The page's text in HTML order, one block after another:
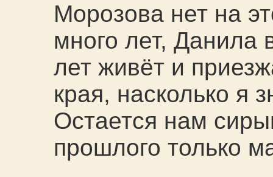
Морозова нет на
много лет,
лет живёт и
края, насколько я
Остается нам
прошлого только